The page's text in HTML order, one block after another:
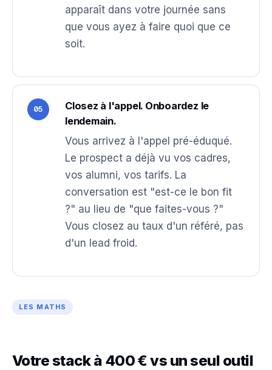
apparaît dans votre journée sans
que vous ayez à faire quoi que ce
soit.
05
Closez à l'appel. Onboardez le
lendemain.
Vous arrivez à l'appel pré-éduqué.
Le prospect a déjà vu vos cadres,
vos alumni, vos tarifs. La
conversation est "est-ce le bon fit
?" au lieu de "que faites-vous ?"
Vous closez au taux d'un référé, pas
d'un lead froid.
LES MATHS
Votre stack à 400 € vs un seul outil